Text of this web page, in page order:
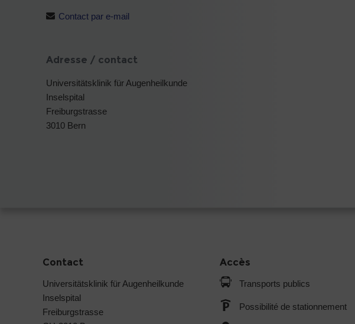
Contact par e-mail
Adresse / contact
Universitätsklinik für Augenheilkunde
Inselspital
Freiburgstrasse
3010 Bern
Contact
Universitätsklinik für Augenheilkunde
Inselspital
Freiburgstrasse
Accès
Transports publics
Possibilité de stationnement